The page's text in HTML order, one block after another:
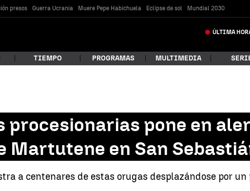
presos Guerra Ucrania Muere Pepe Habichuela Eclipse de sol Mundial 2030
ÚLTIMA
buscando?
TIEMPO PROGRAMAS MULTIMEDIA
procesionarias pone en
Martutene en San
a centenares de estas orugas desplazándose por